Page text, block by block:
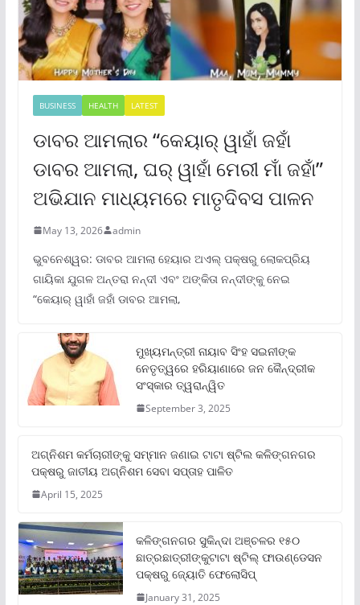
BUSINESS HEALTH LATEST
ଡାବର ଆମଲାର “କେୟାର୍ ୱାହାଁ ଜହାଁ
ଡାବର ଆମଲା, ଘର୍ ୱାହାଁ ମେରୀ ମାଁ ଜହାଁ”
ଅଭିଯାନ ମାଧ୍ୟମରେ ମାତୃଦିବସ ପାଳନ
May 13, 2026 admin
ଭୁବନେଶ୍ୱର: ଡାବର ଆମଲା ହେୟାର ଅଏଲ୍ ପକ୍ଷରୁ ଲୋକପ୍ରିୟ
ଗାୟିକା ଯୁଗଳ ଅନ୍ତରା ନନ୍ଦୀ ଏବଂ ଅଙ୍କିତା ନନ୍ଦୀଙ୍କୁ ନେଇ
“କେୟାର୍ ୱାହାଁ ଜହାଁ ଡାବର ଆମଲା,
ମୁଖ୍ୟମନ୍ତ୍ରୀ ନାୟାବ ସିଂହ ସଇନୀଙ୍କ
ନେତୃତ୍ୱରେ ହରିୟାଣାରେ ଜନ କୈନ୍ଦ୍ରୀକ
ସଂସ୍କାର ତ୍ୱରାନ୍ୱିତ
September 3, 2025
ଅଗ୍ନିଶମ କର୍ମଚାରୀଙ୍କୁ ସମ୍ମାନ ଜଣାଇ ଟାଟା ଷ୍ଟିଲ କଳିଙ୍ଗନଗର
ପକ୍ଷରୁ ଜାତୀୟ ଅଗ୍ନିଶମ ସେବା ସପ୍ତାହ ପାଳିତ
April 15, 2025
କଳିଙ୍ଗନଗର ସୁକିନ୍ଦା ଅଞ୍ଚଳର ୧୫୦
ଛାତ୍ରଛାତ୍ରୀଙ୍କୁଟାଟା ଷ୍ଟିଲ୍ ଫାଉଣ୍ଡେସନ
ପକ୍ଷରୁ ଜ୍ୟୋତି ଫେଲୋସିପ୍‌
January 31, 2025